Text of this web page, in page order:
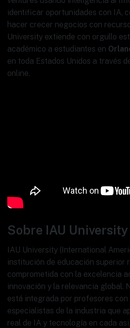
identificar oportunidades con IA,
hacer crecer negocios con
University extiende con orgullo
académico a estudiantes en
en toda Estados Unidos a través
online.
Sobre IAU University
IAU University (International
institución de educación superior
comprometida con la excelencia
innovación y la relevancia global.
está integrada por profesores
especialistas de la industria que
real de IA y tecnología en cada